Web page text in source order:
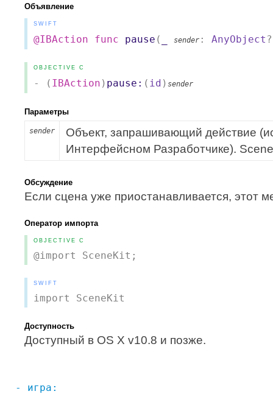
Объявление
SWIFT
@IBAction func pause ( sender : AnyObject
OBJECTIVE C
- ( IBAction ) pause: ( id ) sender
Параметры
sender
Объект, запрашивающий действие
Интерфейсном Разработчике).
Обсуждение
Если сцена уже приостанавливается, этот
Оператор импорта
OBJECTIVE C
@import SceneKit;
SWIFT
import SceneKit
Доступность
Доступный в OS X v10.8 и позже.
- игра: